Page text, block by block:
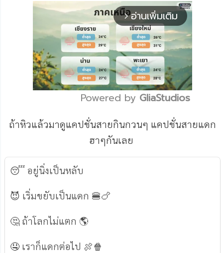
arrow_forward_ios อ่านเพิ่มเติม
Mute
Powered by GliaStudios
ถ้าหิวแล้วมาดูแคปชั่นสายกินกวนๆ แคปชั่นสายแดก
ฮาๆกันเลย
😴 อยู่นิ่งเป็นหลับ
😈 เริ่มขยับเป็นแดก 🍔🍗
🤔 ถ้าโลกไม่แตก 🌎
🤤 เราก็แดกต่อไป 🍖🍿